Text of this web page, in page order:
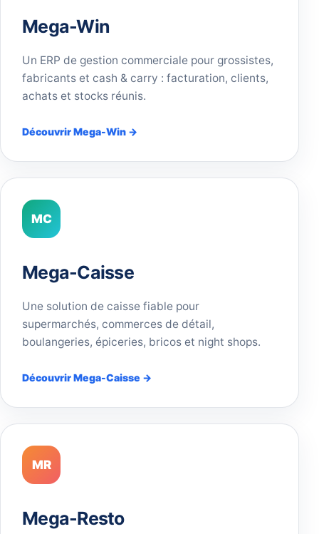
Mega-Win
Un ERP de gestion commerciale pour grossistes,
fabricants et cash & carry : facturation, clients,
achats et stocks réunis.
Découvrir Mega-Win →
MC
Mega-Caisse
Une solution de caisse fiable pour
supermarchés, commerces de détail,
boulangeries, épiceries, bricos et night shops.
Découvrir Mega-Caisse →
MR
Mega-Resto